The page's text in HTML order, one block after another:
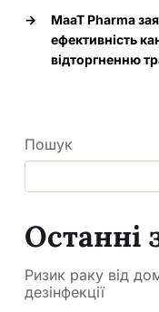
→
MaaT Pharma
ефективність
відторгненню
Пошук
Останні
Ризик раку від
дезінфекції